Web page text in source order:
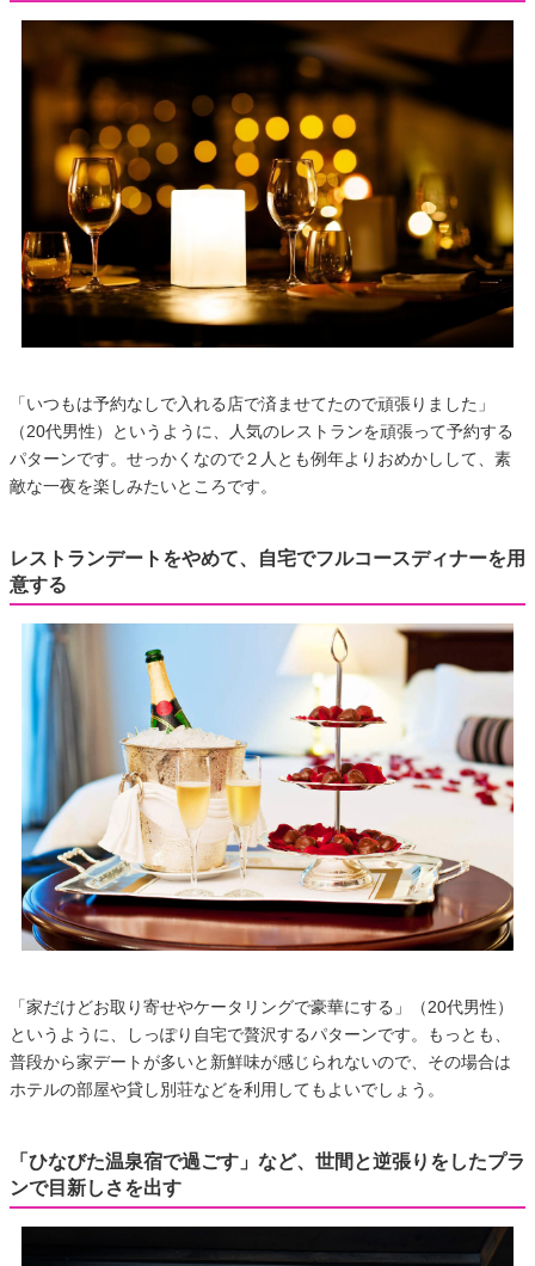
「いつもは予約なしで入れる店で済ませてたので頑張りました」
（20代男性）というように、人気のレストランを頑張って予約する
パターンです。せっかくなので２人とも例年よりおめかしして、素
敵な一夜を楽しみたいところです。
レストランデートをやめて、自宅でフルコースディナーを用
意する
「家だけどお取り寄せやケータリングで豪華にする」（20代男性）
というように、しっぽり自宅で贅沢するパターンです。もっとも、
普段から家デートが多いと新鮮味が感じられないので、その場合は
ホテルの部屋や貸し別荘などを利用してもよいでしょう。
「ひなびた温泉宿で過ごす」など、世間と逆張りをしたプラ
ンで目新しさを出す